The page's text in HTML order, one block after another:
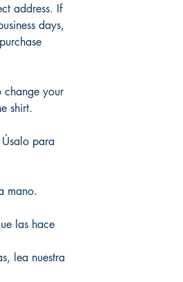
address. If
days,
change your
shirt.
para
mano.
las hace
lea nuestra